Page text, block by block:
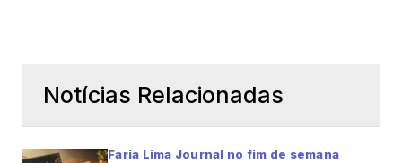
Notícias Relacionadas
Faria Lima Journal no fim de semana